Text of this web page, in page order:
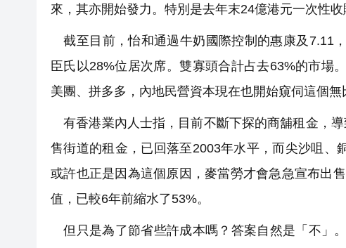
來，其亦開始發力。特別是去年末24億港元一次性
截至目前，怡和通過牛奶國際控制的惠康及7.11
臣氏以28%位居次席。雙寡頭合計占去63%的市場
美團、拼多多，內地民營資本現在也開始窺伺這個無
有香港業內人士指，目前不斷下探的商舖租金，
售街道的租金，已回落至2003年水平，而尖沙咀、
或許也正是因為這個原因，麥當勞才會急急宣布出
值，已較6年前縮水了53%。
但只是為了節省些許成本嗎？答案自然是「不」